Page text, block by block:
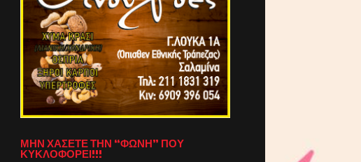
ΜΗΝ ΧΑΣΕΤΕ ΤΗΝ “ΦΩΝΗ” ΠΟΥ
ΚΥΚΛΟΦΟΡΕΙ!!!